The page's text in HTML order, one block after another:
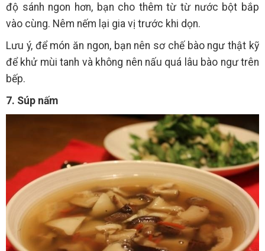
độ sánh ngon hơn, bạn cho thêm từ từ nước bột bắp
vào cùng. Nêm nếm lại gia vị trước khi dọn.
Lưu ý, để món ăn ngon, bạn nên sơ chế bào ngư thật kỹ
để khử mùi tanh và không nên nấu quá lâu bào ngư trên
bếp.
7. Súp nấm